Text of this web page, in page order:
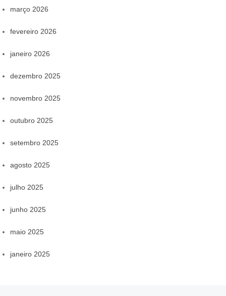
março 2026
fevereiro 2026
janeiro 2026
dezembro 2025
novembro 2025
outubro 2025
setembro 2025
agosto 2025
julho 2025
junho 2025
maio 2025
janeiro 2025